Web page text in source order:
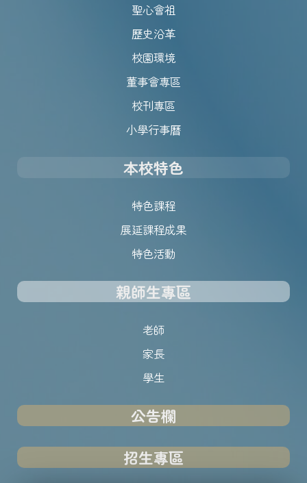
聖心會祖
歷史沿革
校園環境
董事會專區
校刊專區
小學行事曆
本校特色
特色課程
展延課程成果
特色活動
親師生專區
老師
家長
學生
公告欄
招生專區